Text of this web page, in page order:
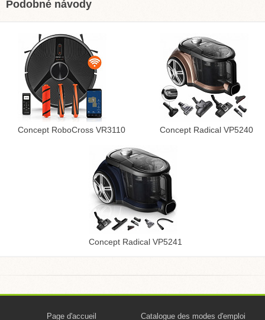
Podobné návody
Concept RoboCross VR3110 Concept Radical VP5240
Concept Radical VP5241
Page d'accueil Catalogue des modes d'emploi